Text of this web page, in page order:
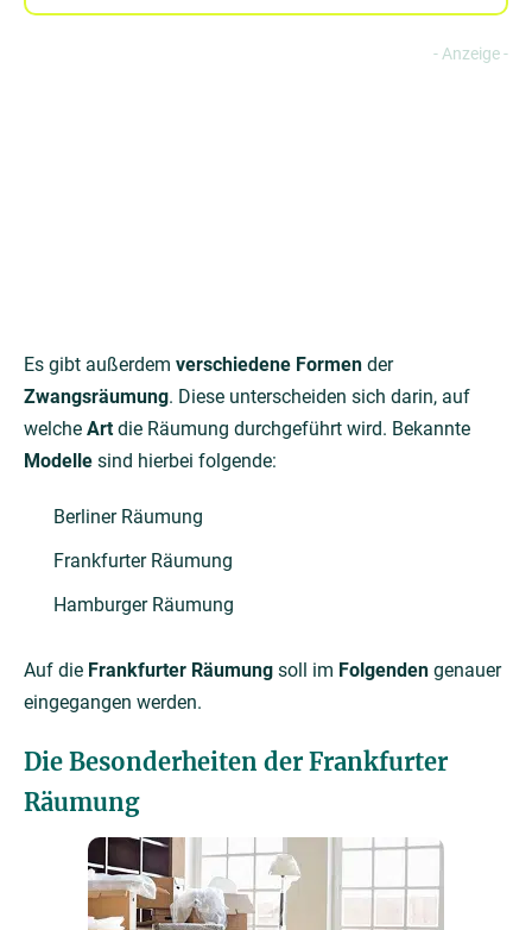
Es gibt außerdem verschiedene Formen der
Zwangsräumung. Diese unterscheiden sich darin, auf
welche Artdie Räumung durchgeführt wird. Bekannte
Modelle sind hierbei folgende:
Berliner Räumung
Frankfurter Räumung
Hamburger Räumung
Auf die Frankfurter Räumung soll im Folgenden genauer
eingegangen werden.
Die Besonderheiten der Frankfurter
Räumung